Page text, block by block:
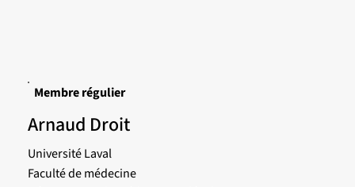
Membre régulier
Arnaud Droit
Université Laval
Faculté de médecine